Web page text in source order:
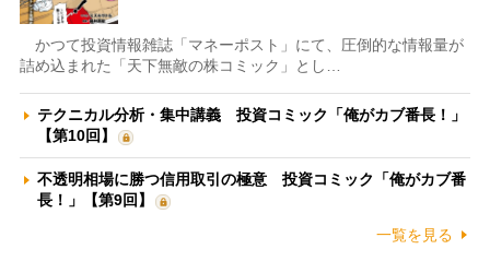
かつて投資情報雑誌「マネーポスト」にて、圧倒的な情報量が
詰め込まれた「天下無敵の株コミック」とし…
テクニカル分析・集中講義 投資コミック「俺がカブ番長！」
【第10回】
不透明相場に勝つ信用取引の極意 投資コミック「俺がカブ番
長！」【第9回】
一覧を見る